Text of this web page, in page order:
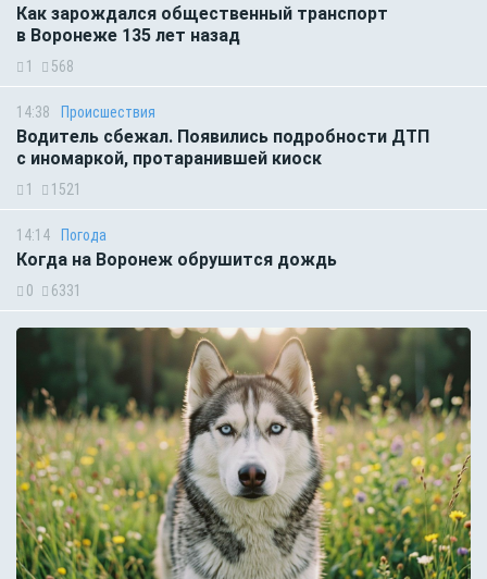
Как зарождался общественный транспорт
в Воронеже 135 лет назад
1 568
14:38 Происшествия
Водитель сбежал. Появились подробности ДТП
с иномаркой, протаранившей киоск
1 1521
14:14 Погода
Когда на Воронеж обрушится дождь
0 6331